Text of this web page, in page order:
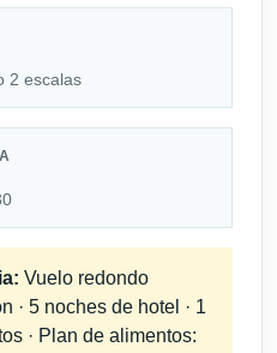
2 escalas
Vuelo redondo
· 5 noches de hotel · 1
· Plan de alimentos: